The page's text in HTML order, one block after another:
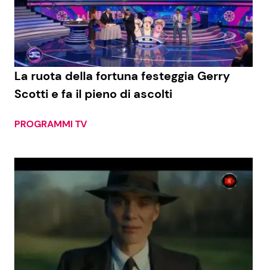
News Spettacolo
Benessere
Casa
Moda e Style
Mondo Mamma
News benessere
Viaggi e Turismo
Cucina e Ricette
Consigli di Cucina
Le Ricette in TV
Primi Piatti
Ricette Facili e Veloci
Ricette Feste
La ruota della fortuna festeggia Gerry
Scotti e fa il pieno di ascolti
PROGRAMMI TV